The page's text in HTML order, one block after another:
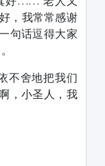
，我常常感谢
句话逗得大家
不舍地把我们
，小圣人，我